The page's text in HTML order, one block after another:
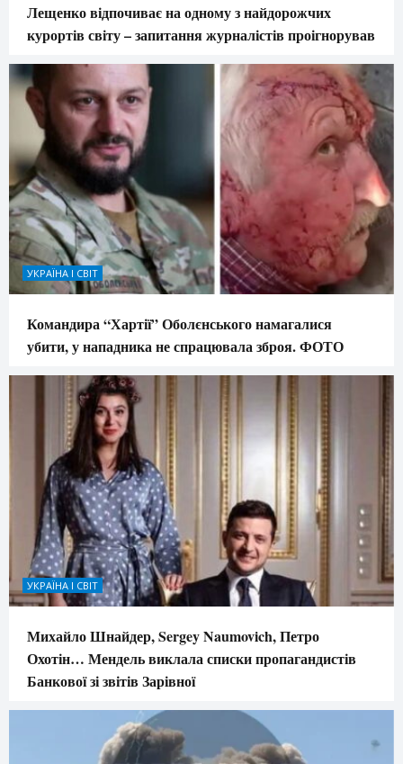
Лещенко відпочиває на одному з найдорожчих
курортів світу – запитання журналістів проігнорував
УКРАЇНА І СВІТ
Командира “Хартії” Оболєнського намагалися
убити, у нападника не спрацювала зброя. ФОТО
УКРАЇНА І СВІТ
Михайло Шнайдер, Sergey Naumovich, Петро
Охотін… Мендель виклала списки пропагандистів
Банкової зі звітів Зарівної